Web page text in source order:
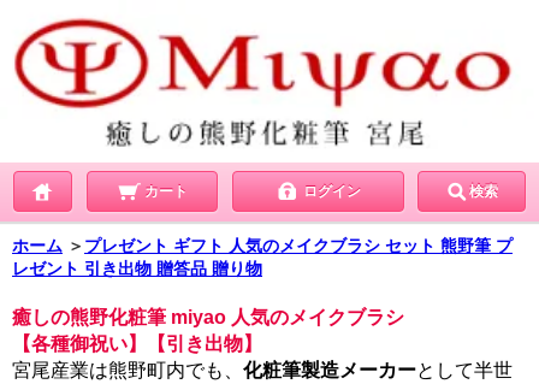
カート ログイン 検索
ホーム ＞ プレゼント ギフト 人気のメイクブラシ セット 熊野筆 プ
レゼント 引き出物 贈答品 贈り物
癒しの熊野化粧筆 miyao 人気のメイクブラシ
【各種御祝い】【引き出物】
宮尾産業は熊野町内でも、 化粧筆製造メーカーとして半世